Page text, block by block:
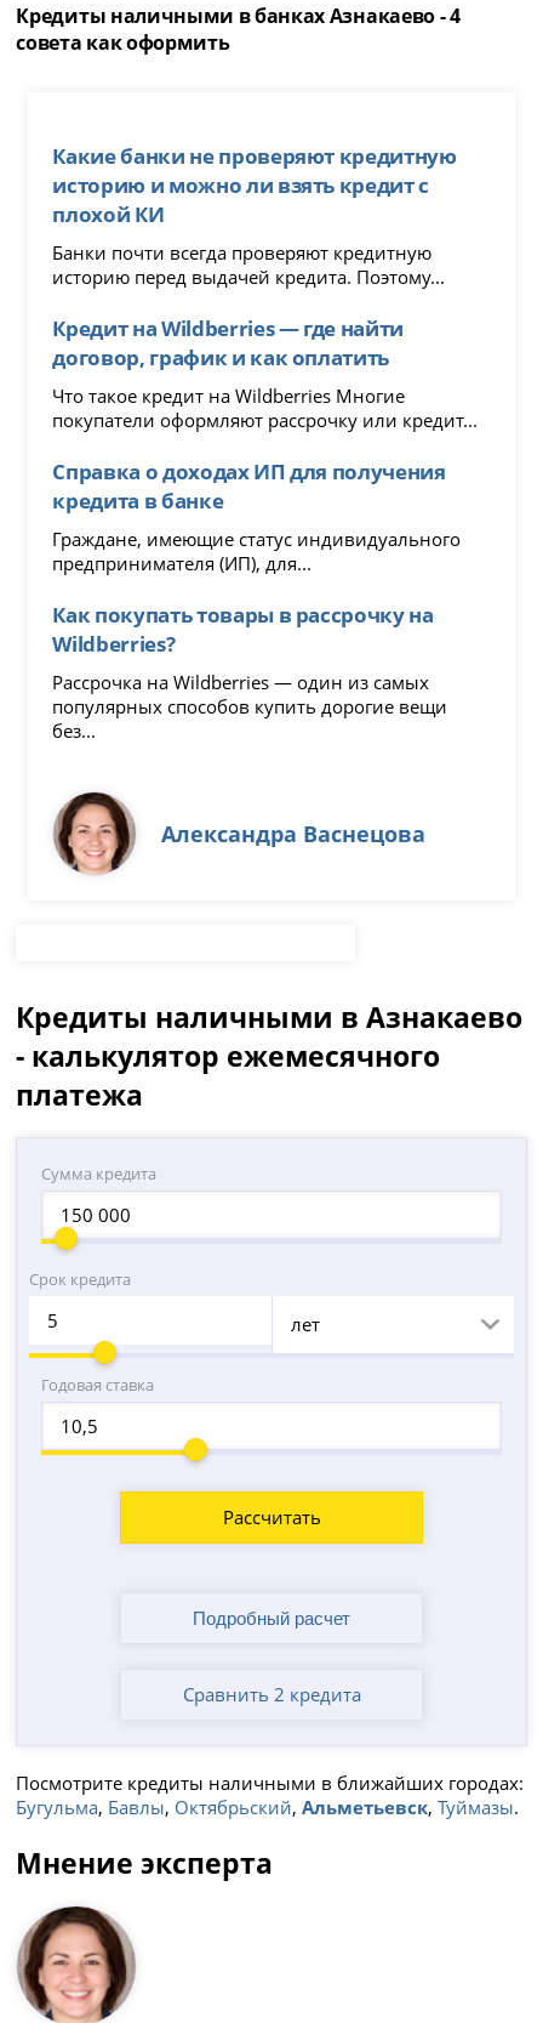
Кредиты наличными в банках Азнакаево - 4
совета как оформить
Какие банки не проверяют кредитную
историю и можно ли взять кредит с
плохой КИ
Банки почти всегда проверяют кредитную
историю перед выдачей кредита. Поэтому...
Кредит на Wildberries — где найти
договор, график и как оплатить
Что такое кредит на Wildberries Многие
покупатели оформляют рассрочку или кредит...
Справка о доходах ИП для получения
кредита в банке
Граждане, имеющие статус индивидуального
предпринимателя (ИП), для...
Как покупать товары в рассрочку на
Wildberries?
Рассрочка на Wildberries — один из самых
популярных способов купить дорогие вещи
без...
Александра Васнецова
Кредиты наличными в Азнакаево
- калькулятор ежемесячного
платежа
Сумма кредита
Срок кредита
лет
Годовая ставка
Рассчитать
Сравнить 2 кредита
Посмотрите кредиты наличными в ближайших городах:
Бугульма, Бавлы, Октябрьский,Альметьевск,Туймазы.
Мнение эксперта